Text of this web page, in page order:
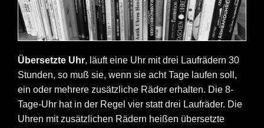
Übersetzte Uhr, läuft eine Uhr mit drei Laufrädern 30
Stunden, so muß sie, wenn sie acht Tage laufen soll,
ein oder mehrere zusätzliche Räder erhalten. Die 8-
Tage-Uhr hat in der Regel vier statt drei Laufräder. Die
Uhren mit zusätzlichen Rädern heißen übersetzte